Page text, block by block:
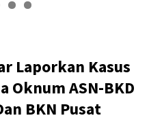
Laporkan Kasus
Oknum ASN-BKD
BKN Pusat